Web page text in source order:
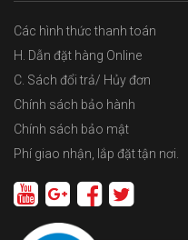
Các hình thức thanh toán
H. Dẫn đặt hàng Online
C. Sách đổi trả/ Hủy đơn
Chính sách bảo hành
Chính sách bảo mật
Phí giao nhận, lắp đặt tận nơi.